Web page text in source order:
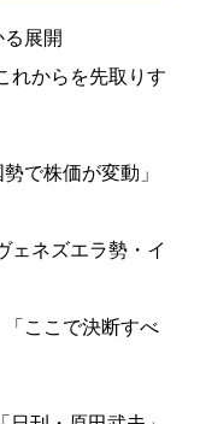
る展開
からを先取りす
で株価が変動」
ェネズエラ勢・イ
ここで決断すべ